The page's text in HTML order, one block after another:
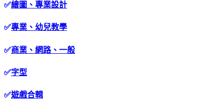
✅繪圖、專業設計
✅專業、幼兒教學
✅商業、網路、一般
✅字型
✅遊戲合輯